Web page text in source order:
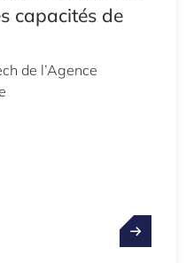
capacités de
de l’Agence